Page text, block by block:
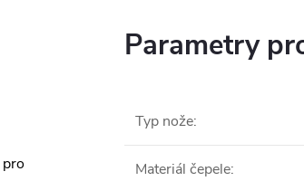
Parametry
Typ nože:
Materiál čepele: